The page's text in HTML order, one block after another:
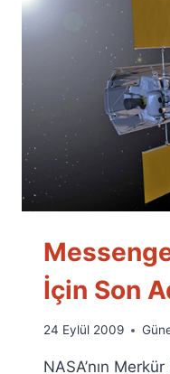
İçin Son
By
Fuat
24 Eylül 2009
NASA’nın